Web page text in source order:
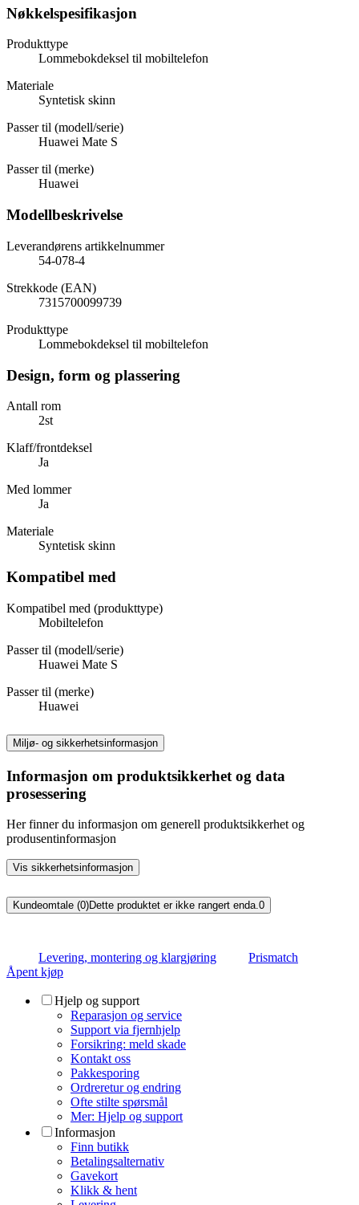
Nøkkelspesifikasjon
Produkttype
Lommebokdeksel til mobiltelefon
Materiale
Syntetisk skinn
Passer til (modell/serie)
Huawei Mate S
Passer til (merke)
Huawei
Modellbeskrivelse
Leverandørens artikkelnummer
54-078-4
Strekkode (EAN)
7315700099739
Produkttype
Lommebokdeksel til mobiltelefon
Design, form og plassering
Antall rom
2st
Klaff/frontdeksel
Ja
Med lommer
Ja
Materiale
Syntetisk skinn
Kompatibel med
Kompatibel med (produkttype)
Mobiltelefon
Passer til (modell/serie)
Huawei Mate S
Passer til (merke)
Huawei
Miljø- og sikkerhetsinformasjon
Informasjon om produktsikkerhet og data
prosessering
Her finner du informasjon om generell produktsikkerhet og
produsentinformasjon
Vis sikkerhetsinformasjon
Kundeomtale (0)Dette produktet er ikke rangert enda.0
Levering, montering og klargjøring
Prismatch
Åpent kjøp
Hjelp og support
Reparasjon og service
Support via fjernhjelp
Forsikring: meld skade
Kontakt oss
Pakkesporing
Ordreretur og endring
Ofte stilte spørsmål
Mer: Hjelp og support
Informasjon
Finn butikk
Betalingsalternativ
Gavekort
Klikk & hent